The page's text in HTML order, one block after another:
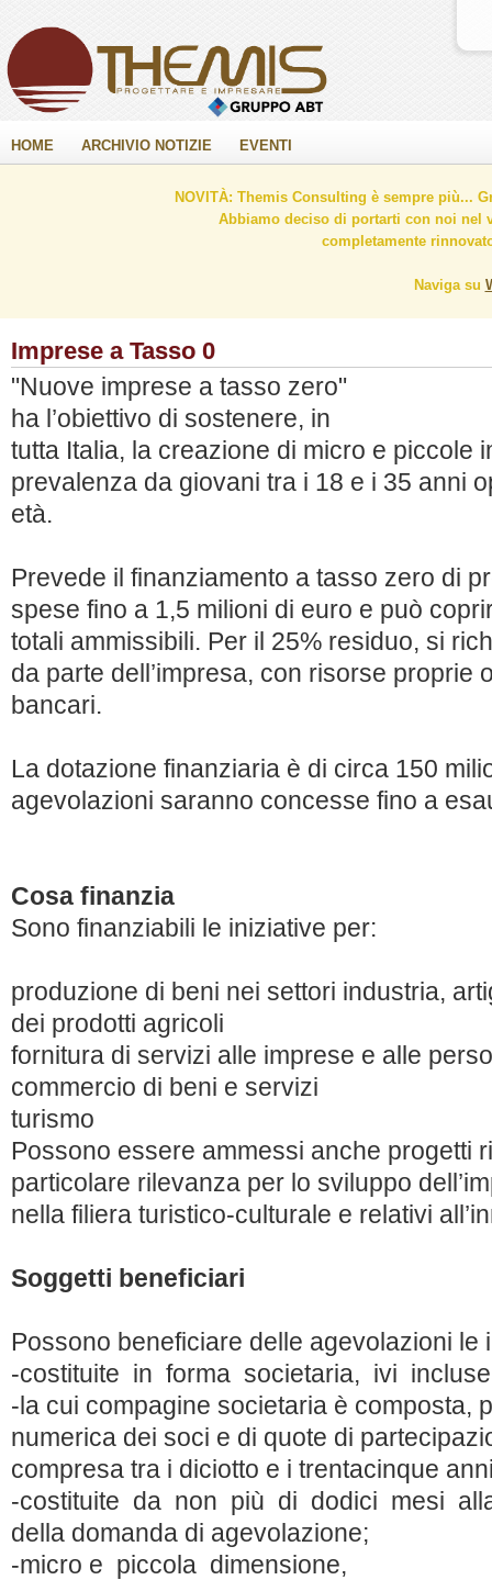
HOME ARCHIVIO NOTIZIE EVENTI
NOVITÀ: Themis Consulting è sempre più...
Abbiamo deciso di portarti con noi nel
completamente
Naviga su
Imprese a Tasso 0
"Nuove imprese a tasso zero"
ha l’obiettivo di sostenere, in
tutta Italia, la creazione di micro e piccole
prevalenza da giovani tra i 18 e i 35 anni
età.
Prevede il finanziamento a tasso zero di
spese fino a 1,5 milioni di euro e può
totali ammissibili. Per il 25% residuo, si
da parte dell’impresa, con risorse proprie
bancari.
La dotazione finanziaria è di circa 150
agevolazioni saranno concesse fino a
Cosa finanzia
Sono finanziabili le iniziative per:
produzione di beni nei settori industria,
dei prodotti agricoli
fornitura di servizi alle imprese e alle
commercio di beni e servizi
turismo
Possono essere ammessi anche progetti
particolare rilevanza per lo sviluppo
nella filiera turistico-culturale e relativi
Soggetti beneficiari
Possono beneficiare delle agevolazioni le
-costituite in forma societaria, ivi
-la cui compagine societaria è
numerica dei soci e di quote di
compresa tra i diciotto e i trentacinque
-costituite da non più di dodici mesi
della domanda di agevolazione;
-micro e piccola dimensione,